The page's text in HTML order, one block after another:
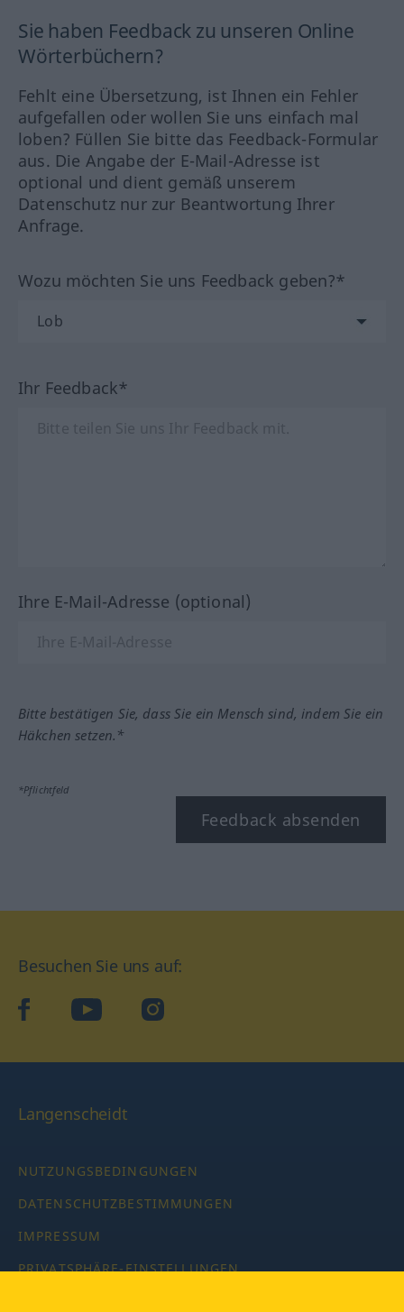
Sie haben Feedback zu unseren Online
Wörterbüchern?
Fehlt eine Übersetzung, ist Ihnen ein Fehler
aufgefallen oder wollen Sie uns einfach mal
loben? Füllen Sie bitte das Feedback-Formular
aus. Die Angabe der E-Mail-Adresse ist
optional und dient gemäß unserem
Datenschutz nur zur Beantwortung Ihrer
Anfrage.
Wozu möchten Sie uns Feedback geben?*
Ihr Feedback*
Ihre E-Mail-Adresse (optional)
Bitte bestätigen Sie, dass Sie ein Mensch sind, indem Sie ein
Häkchen setzen.*
*Pflichtfeld
Feedback absenden
Besuchen Sie uns auf:
facebookYouTube Instagram
Langenscheidt
NUTZUNGSBEDINGUNGEN
DATENSCHUTZBESTIMMUNGEN
IMPRESSUM
PRIVATSPHÄRE-EINSTELLUNGEN